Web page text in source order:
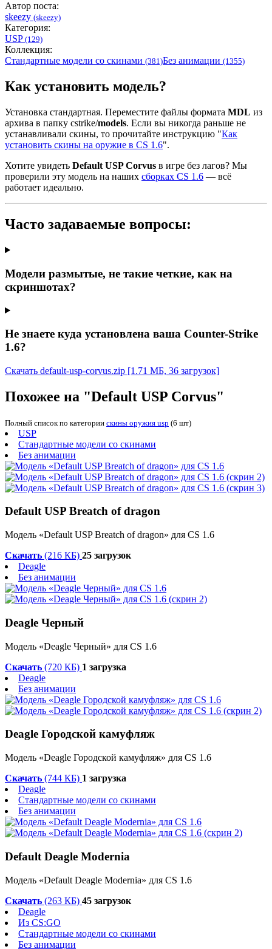
Автор поста:
skeezy (skeezy)
Категория:
USP (129)
Коллекция:
Стандартные модели со скинами (381)Без анимации (1355)
Как установить модель?
Установка стандартная. Переместите файлы формата MDL из
архива в папку cstrike/models. Если вы никогда раньше не
устанавливали скины, то прочитайте инструкцию "Как
установить скины на оружие в CS 1.6".
Хотите увидеть Default USP Corvus в игре без лагов? Мы
проверили эту модель на наших сборках CS 1.6 — всё
работает идеально.
Часто задаваемые вопросы:
Модели размытые, не такие четкие, как на
скриншотах?
Не знаете куда установлена ваша Counter-Strike
1.6?
Скачать default-usp-corvus.zip [1.71 МБ, 36 загрузок]
Похожее на "Default USP Corvus"
Полный список по категории скины оружия usp (6 шт)
USP
Стандартные модели со скинами
Без анимации
Default USP Breatch of dragon
Модель «Default USP Breatch of dragon» для CS 1.6
Скачать (216 КБ) 25 загрузок
Deagle
Без анимации
Deagle Черный
Модель «Deagle Черный» для CS 1.6
Скачать (720 КБ) 1 загрузка
Deagle
Без анимации
Deagle Городской камуфляж
Модель «Deagle Городской камуфляж» для CS 1.6
Скачать (744 КБ) 1 загрузка
Deagle
Стандартные модели со скинами
Без анимации
Default Deagle Modernia
Модель «Default Deagle Modernia» для CS 1.6
Скачать (263 КБ) 45 загрузок
Deagle
Из CS:GO
Стандартные модели со скинами
Без анимации